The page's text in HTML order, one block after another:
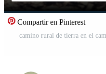
Compartir en Pinterest